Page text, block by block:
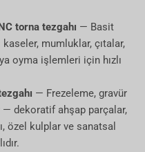
torna tezgahı — Basit
mumluklar, çıtalar,
oyma işlemleri için hızlı
— Frezeleme, gravür
dekoratif ahşap parçalar,
özel kulplar ve sanatsal